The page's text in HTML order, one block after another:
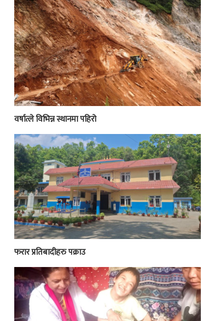
वर्षात्ले विभिन्न स्थानमा पहिरो
फरार प्रतिबादीहरु पक्राउ